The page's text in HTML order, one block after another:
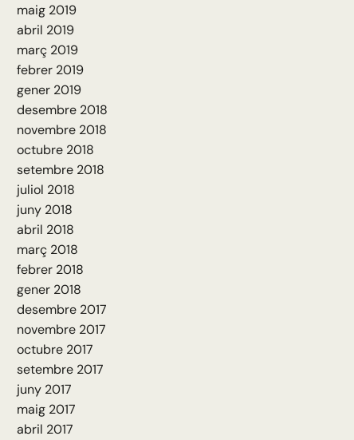
maig 2019
abril 2019
març 2019
febrer 2019
gener 2019
desembre 2018
novembre 2018
octubre 2018
setembre 2018
juliol 2018
juny 2018
abril 2018
març 2018
febrer 2018
gener 2018
desembre 2017
novembre 2017
octubre 2017
setembre 2017
juny 2017
maig 2017
abril 2017